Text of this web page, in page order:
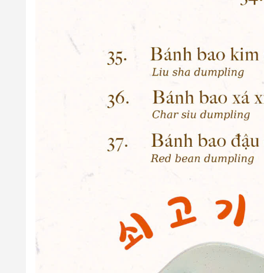
- Ưu đãi không được áp dụng đồng thời cùng với các
3. Quy định về thời gian nhận khách PasGo
- Nhà hàng luôn nhận khách PasGo.
4. Quy định về Thời gian đặt chỗ trước: Không quy
Quý khách vui lòng đặt chỗ trước ít nhất 30 phút
5. Quy định về Thời gian giữ chỗ tối đa: Có, cụ thể
- Thời gian nhà hàng giữ chỗ tối đa: 20phút.
6. Quy định về số khách tối thiểu trên mỗi lượt đặt
-Số khách tối thiểu trên mỗi lượt đặt bàn: từ02người lớn
7. Quy định về Hoá đơn: Có, cụ thể như sau:
Nhà hàng luôn thu8%hoặc 10%VAT
Nhà hàng không xuất hóa đơn trực
8. Quy định về Phí phục vụ: Không quy định
9. Quy định về phí mang đồ vào: Có, cụ thể như